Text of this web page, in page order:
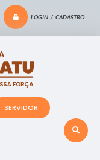
LOGIN / CADASTRO
SERVIDOR